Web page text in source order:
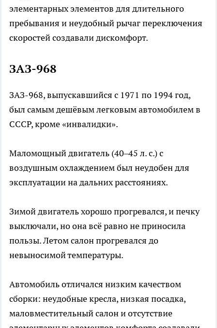
элементарных элементов для длительного
пребывания и неудобный рычаг переключения
скоростей создавали дискомфорт.
ЗАЗ-968
ЗАЗ-968, выпускавшийся с 1971 по 1994 год,
был самым дешёвым легковым автомобилем в
СССР, кроме «инвалидки».
Маломощный двигатель (40–45 л. с.) с
воздушным охлаждением был неудобен для
эксплуатации на дальних расстояниях.
Зимой двигатель хорошо прогревался, и печку
выключали, но она всё равно не приносила
пользы. Летом салон прогревался до
невыносимой температуры.
Автомобиль отличался низким качеством
сборки: неудобные кресла, низкая посадка,
маловместительный салон и отсутствие